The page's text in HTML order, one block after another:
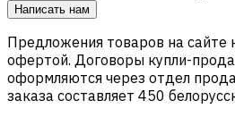
Написать нам
Предложения товаров на сайте
офертой. Договоры купли-
оформляются через отдел
заказа составляет 450